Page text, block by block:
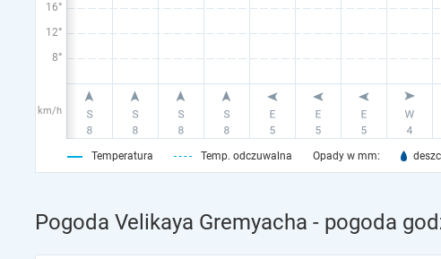
16°
12°
8°
km/h
Temperatura Temp. odczuwalna Opady w mm:
Pogoda Velikaya Gremyacha - pogoda